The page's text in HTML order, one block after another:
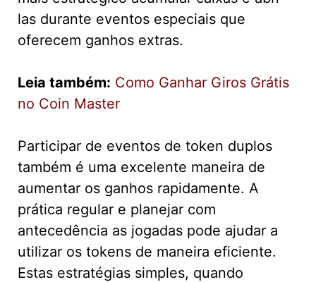
las durante eventos especiais que
oferecem ganhos extras.
Leia também: Como Ganhar Giros Grátis
no Coin Master
Participar de eventos de token duplos
também é uma excelente maneira de
aumentar os ganhos rapidamente. A
prática regular e planejar com
antecedência as jogadas pode ajudar a
utilizar os tokens de maneira eficiente.
Estas estratégias simples, quando